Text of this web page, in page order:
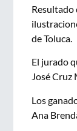
Resultado
de Toluca.
El jurado
José Cruz
Los
Ana